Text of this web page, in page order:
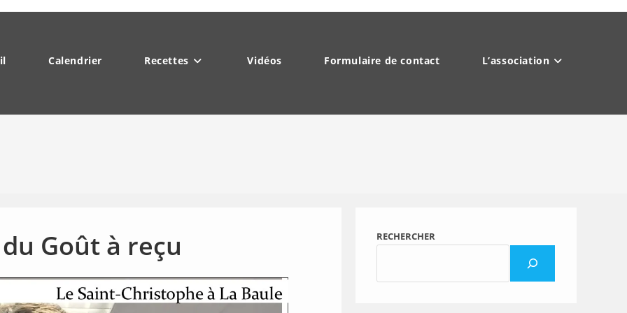
Calendrier Recettes Vidéos Formulaire de contact L’association
Goût à reçu RECHERCHER